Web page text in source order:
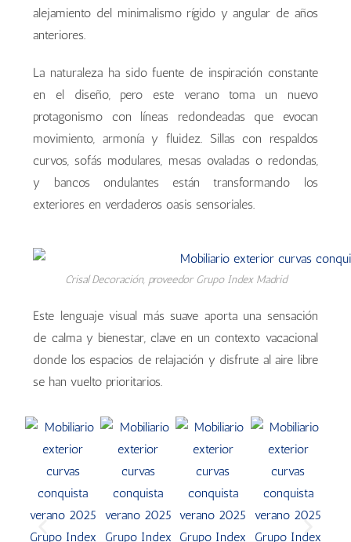
alejamiento del minimalismo rígido y angular de años
anteriores.
La naturaleza ha sido fuente de inspiración constante
en el diseño, pero este verano toma un nuevo
protagonismo con líneas redondeadas que evocan
movimiento, armonía y fluidez. Sillas con respaldos
curvos, sofás modulares, mesas ovaladas o redondas,
y bancos ondulantes están transformando los
exteriores en verdaderos oasis sensoriales.
Crisal Decoración, proveedor Grupo Index Madrid
Este lenguaje visual más suave aporta una sensación
de calma y bienestar, clave en un contexto vacacional
donde los espacios de relajación y disfrute al aire libre
se han vuelto prioritarios.